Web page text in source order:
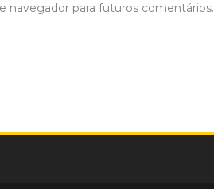
navegador para futuros comentários.